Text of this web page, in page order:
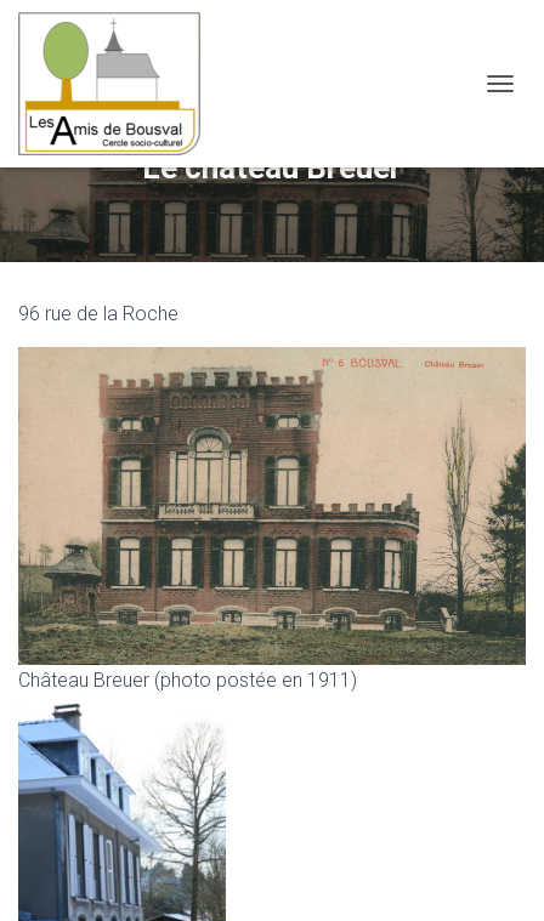
Le château Breuer
96 rue de la Roche
Château Breuer (photo postée en 1911)